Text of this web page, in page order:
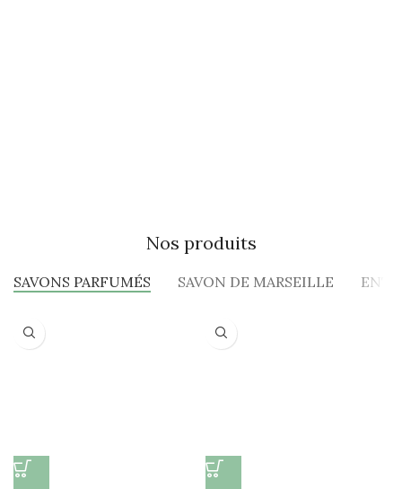
Nos produits
SAVONS PARFUMÉS SAVON DE MARSEILLE